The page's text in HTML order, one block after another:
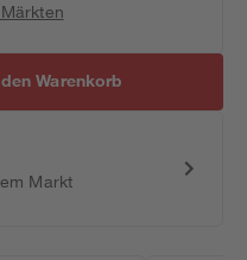
Warenkorb
Markt